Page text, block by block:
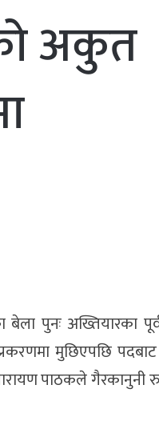
अकुत
बेला पुनः
मुछिएपछि पदबाट
पाठकले गैरकानुनी